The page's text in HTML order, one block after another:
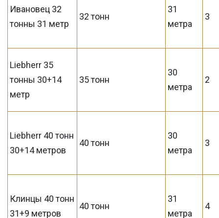
Ивановец 32
тонны 31 метр
32 тонн
31
метра
3
Liebherr 35
тонны 30+14
метр
35 тонн
30
метра
2
Liebherr 40 тонн
30+14 метров
40 тонн
30
метра
3
Клинцы 40 тонн
31+9 метров
40 тонн
31
метра
4